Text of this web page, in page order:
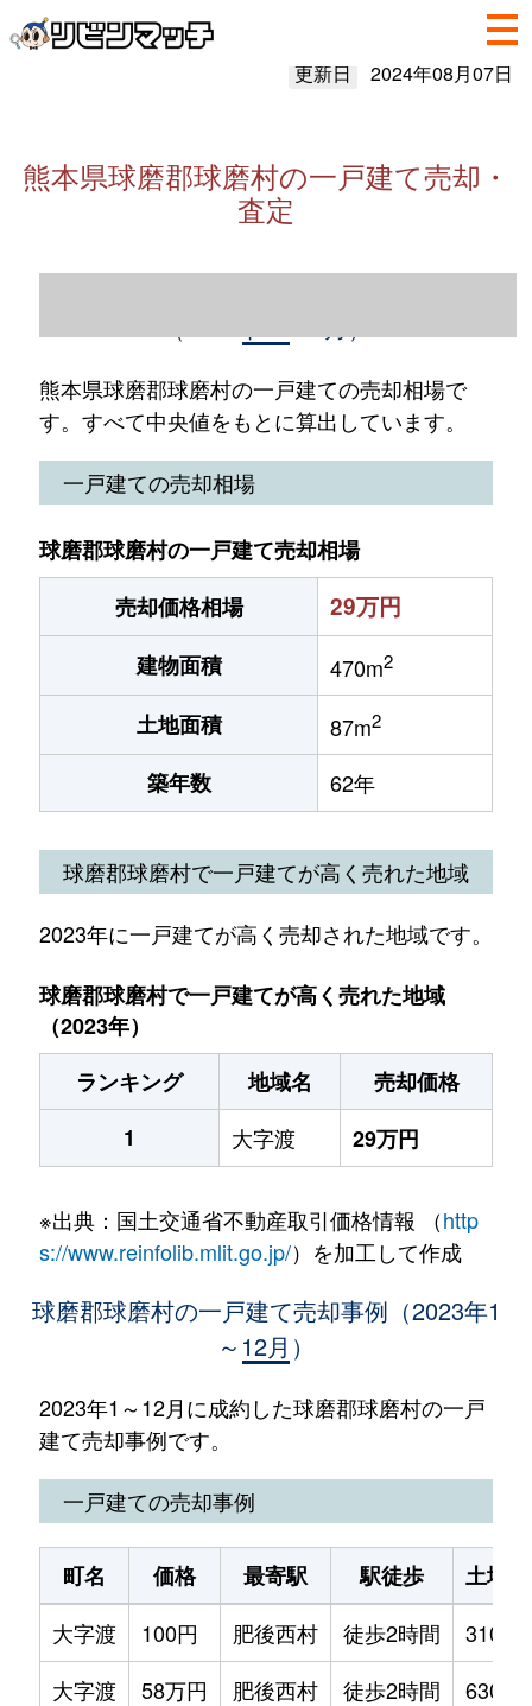
更新日 2024年08月07日
熊本県球磨郡球磨村の一戸建て売却・
査定
熊本県球磨郡球磨村の一戸建ての売却相場で
す。すべて中央値をもとに算出しています。
一戸建ての売却相場
球磨郡球磨村の一戸建て売却相場
売却価格相場
29万円
建物面積 470m2
土地面積 87m2
築年数 62年
球磨郡球磨村で一戸建てが高く売れた地域
2023年に一戸建てが高く売却された地域です。
球磨郡球磨村で一戸建てが高く売れた地域
（2023年）
ランキング
地域名
売却価格
1
大字渡 29万円
※出典：国土交通省不動産取引価格情報 （http
s://www.reinfolib.mlit.go.jp/）を加工して作成
球磨郡球磨村の一戸建て売却事例（2023年1
～12月）
2023年1～12月に成約した球磨郡球磨村の一戸
建て売却事例です。
一戸建ての売却事例
町名 価格 最寄駅 駅徒歩
土地
大字渡
100円 肥後西村 徒歩2時間
310m²
大字渡
58万円 肥後西村 徒歩2時間 630m²